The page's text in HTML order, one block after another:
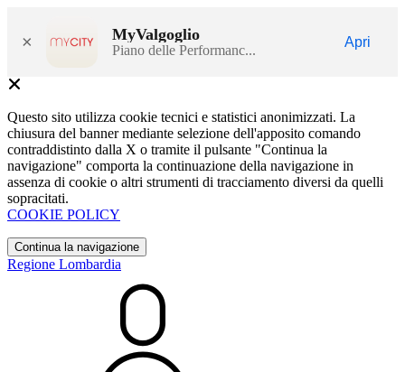
× MyValgoglio
Piano delle Performanc...
Apri
Questo sito utilizza cookie tecnici e statistici anonimizzati. La
chiusura del banner mediante selezione dell'apposito comando
contraddistinto dalla X o tramite il pulsante "Continua la
navigazione" comporta la continuazione della navigazione in
assenza di cookie o altri strumenti di tracciamento diversi da quelli
sopracitati.
COOKIE POLICY
Continua la navigazione
Regione Lombardia